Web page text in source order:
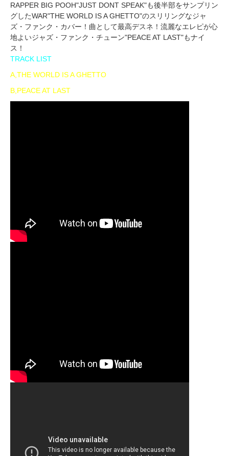
RAPPER BIG POOH"JUST DONT SPEAK"も後半部をサンプリン
グしたWAR"THE WORLD IS A GHETTO"のスリリングなジャ
ズ・ファンク・カバー！曲として最高デスネ！流麗なエレピが心
地よいジャズ・ファンク・チューン"PEACE AT LAST"もナイ
ス！
TRACK LIST
A,THE WORLD IS A GHETTO
B,PEACE AT LAST